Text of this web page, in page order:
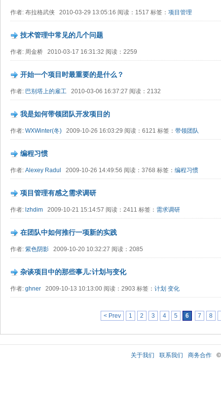
作者: 布拉格武侠 2010-03-29 13:05:16 阅读：1517 标签： 项目管理
技术管理中常见的几个问题
作者: 周金桥 2010-03-17 16:31:32 阅读：2259
开始一个项目时最重要的是什么？
作者: 巴别塔上的雇工 2010-03-06 16:37:27 阅读：2132
我是如何带领团队开发项目的
作者: WXWinter(冬) 2009-10-26 16:03:29 阅读：6121 标签： 带领团队
编程习惯
作者: Alexey Radul 2009-10-26 14:49:56 阅读：3768 标签： 编程习惯
项目管理有感之需求调研
作者: lzhdim 2009-10-21 15:14:57 阅读：2411 标签： 需求调研
在团队中如何推行一项新的实践
作者: 紫色阴影 2009-10-20 10:32:27 阅读：2085
杂谈项目中的那些事儿:计划与变化
作者: ghner 2009-10-13 10:13:00 阅读：2903 标签： 计划 变化
< Prev 1 2 3 4 5 6 7 8
关于我们 联系我们 商务合作